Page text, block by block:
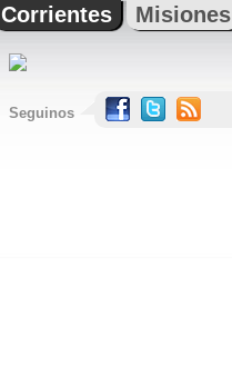
Corrientes Misiones
Seguinos